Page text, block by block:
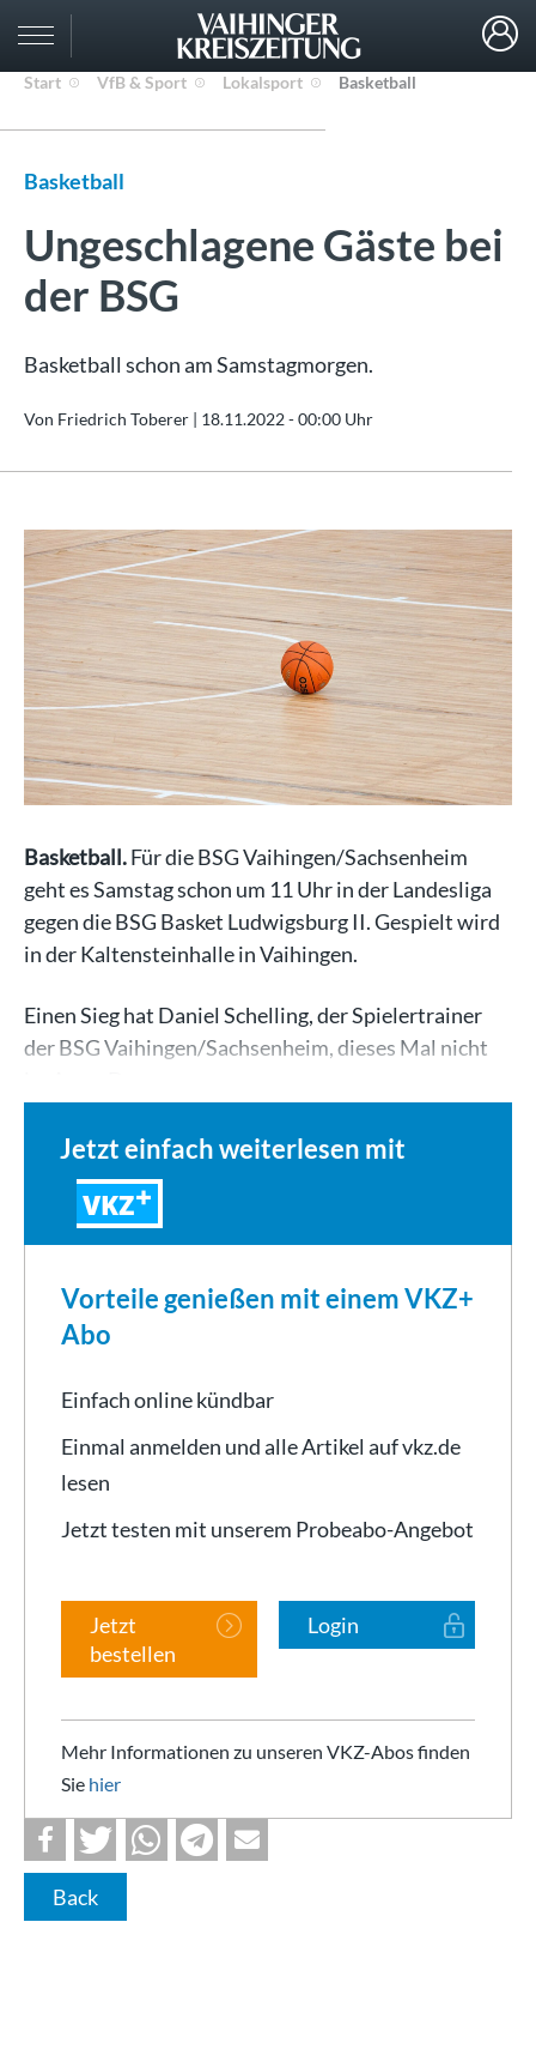
Start VfB & Sport Lokalsport Basketball
Basketball
Ungeschlagene Gäste bei
der BSG
Basketball schon am Samstagmorgen.
Von Friedrich Toberer | 18.11.2022 - 00:00 Uhr
Basketball.Für die BSG Vaihingen/Sachsenheim
geht es Samstag schon um 11 Uhr in der Landesliga
gegen die BSG Basket Ludwigsburg II. Gespielt wird
in der Kaltensteinhalle in Vaihingen.
Einen Sieg hat Daniel Schelling, der Spielertrainer
der BSG Vaihingen/Sachsenheim, dieses Mal nicht
Jetzt einfach weiterlesen mit
VKZ
Vorteile genießen mit einem VKZ+
Abo
Einfach online kündbar
Einmal anmelden und alle Artikel auf vkz.de
lesen
Jetzt testen mit unserem Probeabo-Angebot
Jetzt
bestellen
Login
Mehr Informationen zu unseren VKZ-Abos finden
Sie hier
Back